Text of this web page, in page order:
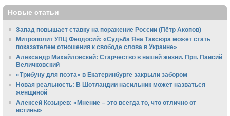
Новые статьи
Запад повышает ставку на поражение России (Пётр Акопов)
Митрополит УПЦ Феодосий: «Судьба Яна Таксюра может стать
показателем отношения к свободе слова в Украине»
Алек­сандр Михайловский: Старчество в нашей жизни. Прп. Паисий
Величковский
«Трибуну для поэта» в Екатеринбурге закрыли забором
Новая реальность: В Шотландии насильник может назваться
женщиной
Алексей Козырев: «Мнение – это всегда то, что отлично от
истины»